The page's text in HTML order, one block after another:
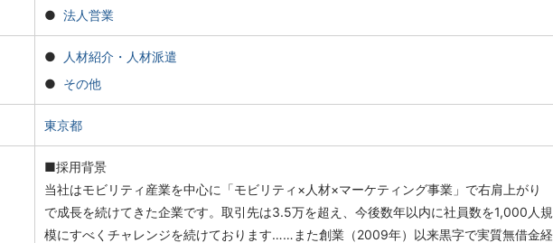
法人営業
人材紹介・人材派遣
その他
東京都
■採用背景
当社はモビリティ産業を中心に「モビリティ×人材×マーケティング事業」で右肩上がり
で成長を続けてきた企業です。取引先は3.5万を超え、今後数年以内に社員数を1,000人規
模にすべくチャレンジを続けております……また創業（2009年）以来黒字で実質無借金経